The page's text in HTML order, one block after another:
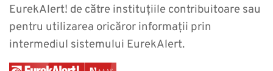
EurekAlert! de către instituțiile contribuitoare sau
pentru utilizarea oricăror informații prin
intermediul sistemului EurekAlert.